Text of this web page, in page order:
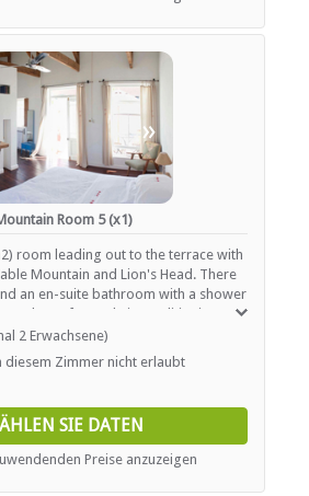
»
Room 5 (x1)
room leading out to the terrace with
Mountain and Lion's Head. There
an en-suite bathroom with a shower
has a fan and air conditioning.
2 Erwachsene)
diesem Zimmer nicht erlaubt
SIE DATEN
Preise anzuzeigen